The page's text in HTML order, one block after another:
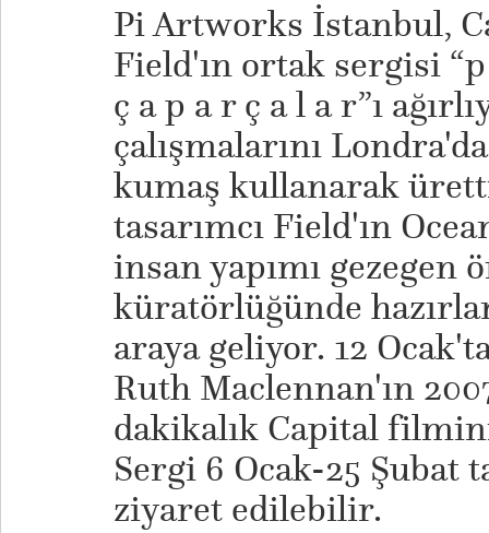
Pi Artworks İstanbul,
Field'ın ortak sergisi
ç a p a r ç a l a r”ı
çalışmalarını
kumaş kullanarak
tasarımcı Field'ın
insan yapımı gezegen
küratörlüğünde
araya geliyor. 12
Ruth Maclennan'ın
dakikalık Capital
Sergi 6 Ocak-25 Şubat
ziyaret edilebilir.